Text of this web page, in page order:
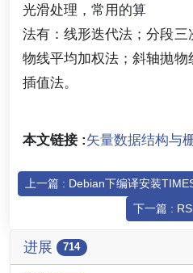
光滑处理，常用的算
法有：线形迭代法；分段
物线平均加权法；斜轴抛
插值法。
本文链接 :矢量数据结构与
上一篇 : Debian下编译安装
下一篇 :
进展 714